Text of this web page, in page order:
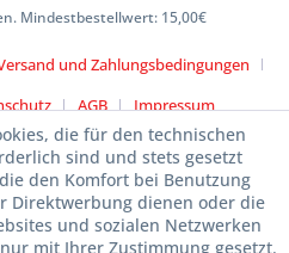
Mindestbestellwert: 15,00€
und Zahlungsbedingungen
AGB Impressum
die für den technischen
sind und stets gesetzt
den Komfort bei Benutzung
Direktwerbung dienen oder die
und sozialen Netzwerken
mit Ihrer Zustimmung gesetzt.